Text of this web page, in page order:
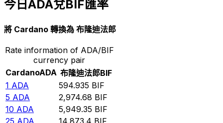
今日ADA兌BIF匯率
將 Cardano 轉換為 布隆迪法郎
Rate information of ADA/BIF
currency pair
CardanoADA 布隆迪法郎BIF
1 ADA 594.935 BIF
5 ADA 2,974.68 BIF
10 ADA 5,949.35 BIF
25 ADA 14,873.4 BIF